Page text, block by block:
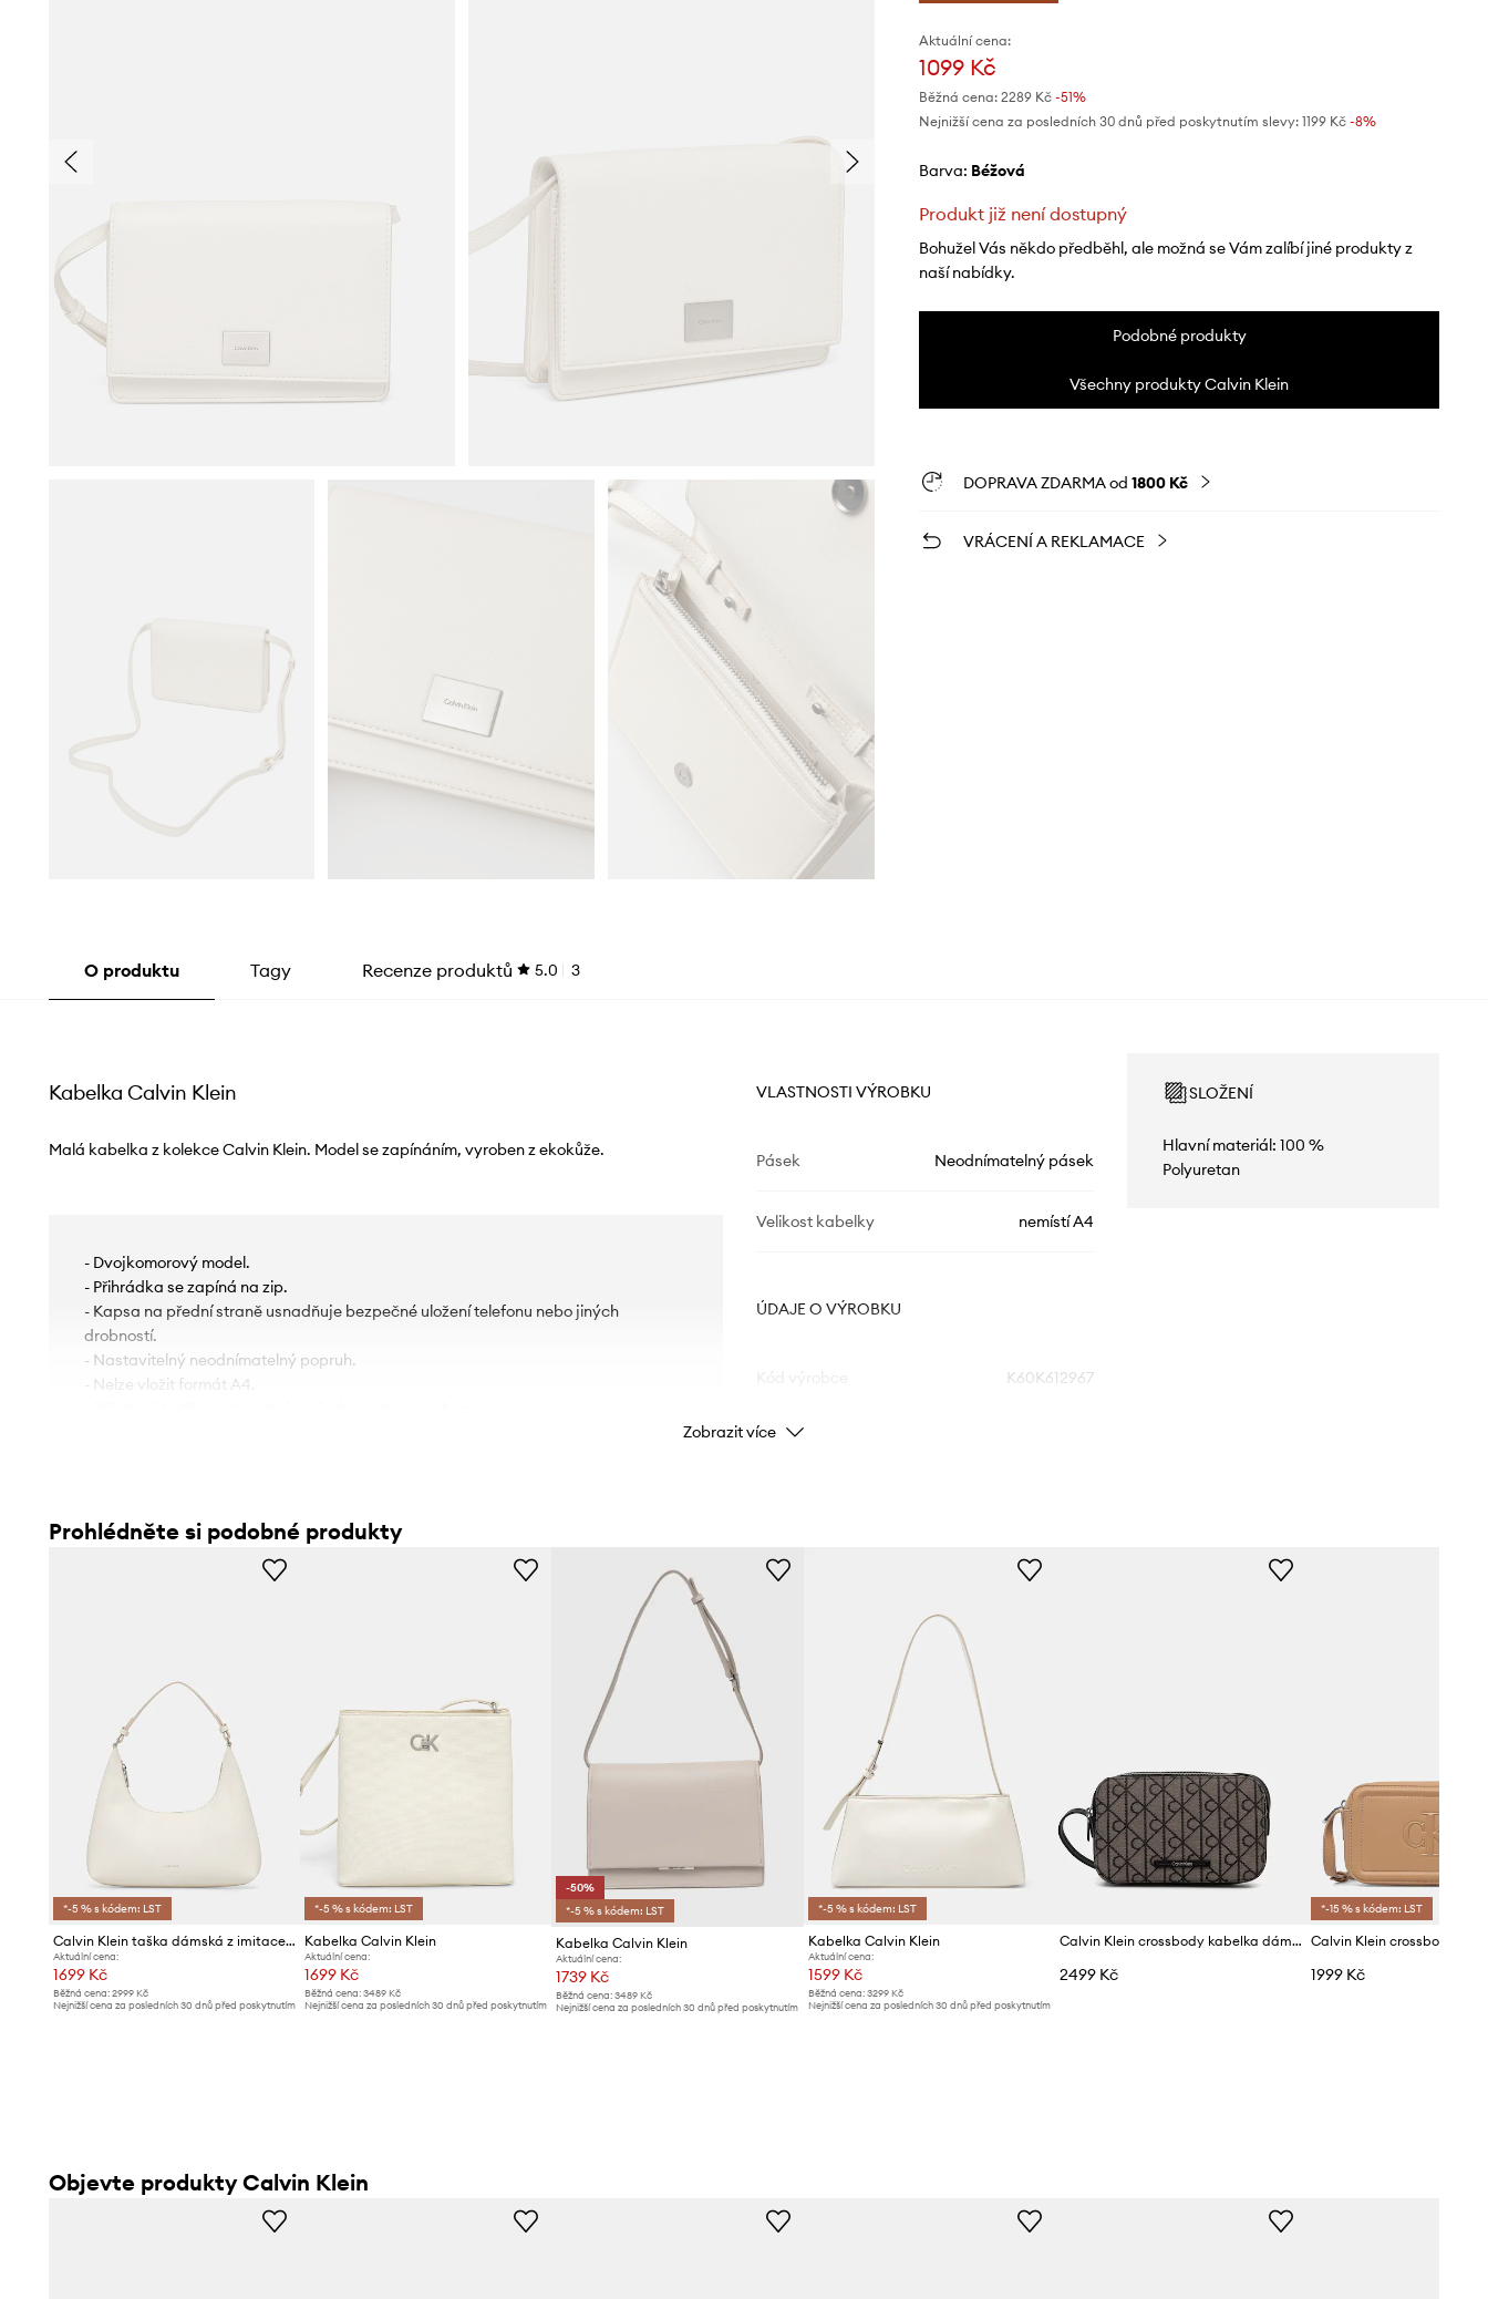
Aktuální cena:
1099 Kč
Běžná cena: 2289 Kč-51%
Nejnižší cena za posledních 30 dnů před poskytnutím slevy: 1199 Kč -8%
Barva: béžová
Produkt již není dostupný
Bohužel Vás někdo předběhl, ale možná se Vám zalíbí jiné produkty z
naší nabídky.
Podobné produkty
Všechny produkty Calvin Klein
DOPRAVA ZDARMA od 1800 Kč
VRÁCENÍ A REKLAMACE
O produktu Tagy Recenze produktů 5.0 3
Kabelka Calvin Klein
Malá kabelka z kolekce Calvin Klein. Model se zapínáním, vyroben z ekokůže.
- Dvojkomorový model.
- Přihrádka se zapíná na zip.
- Kapsa na přední straně usnadňuje bezpečné uložení telefonu nebo jiných
drobností.
- Nastavitelný neodnímatelný popruh.
- Nelze vložit formát A4.
VLASTNOSTI VÝROBKU
Pásek Neodnímatelný pásek
Velikost kabelky nemístí A4
ÚDAJE O VÝROBKU
K60K612967
Barva
Výrobce
SLOŽENÍ
Hlavní materiál: 100 %
Polyuretan
Zobrazit více
Prohlédněte si podobné produkty
*-5 % s kódem: LST
Calvin Klein taška dámská z imitace kůže
Aktuální cena:
1699 Kč
Běžná cena: 2999 Kč
Nejnižší cena za posledních 30 dnů před poskytnutím
*-5 % s kódem: LST
Kabelka Calvin Klein
Aktuální cena:
1699 Kč
Běžná cena:3489 Kč
Nejnižší cena za posledních 30 dnů před poskytnutím
-50%
*-5 % s kódem: LST
Kabelka Calvin Klein
Aktuální cena:
1739 Kč
Běžná cena: 3489 Kč
Nejnižší cena za posledních 30 dnů před poskytnutím
*-5 % s kódem: LST
Kabelka Calvin Klein
Aktuální cena:
1599 Kč
Běžná cena: 3299 Kč
Nejnižší cena za posledních 30 dnů před poskytnutím
Calvin Klein crossbody kabelka dámská
2499 Kč
*-15 % s kódem: LST
1999 Kč
Objevte produkty Calvin Klein